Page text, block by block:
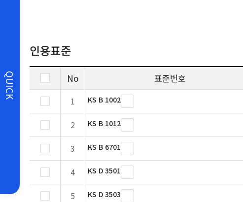
QUICK
인용표준
No 표준번호
1 KS B 1002
2
KS B 1012
3
KS B 6701
4
KS D 3501
5
KS D 3503